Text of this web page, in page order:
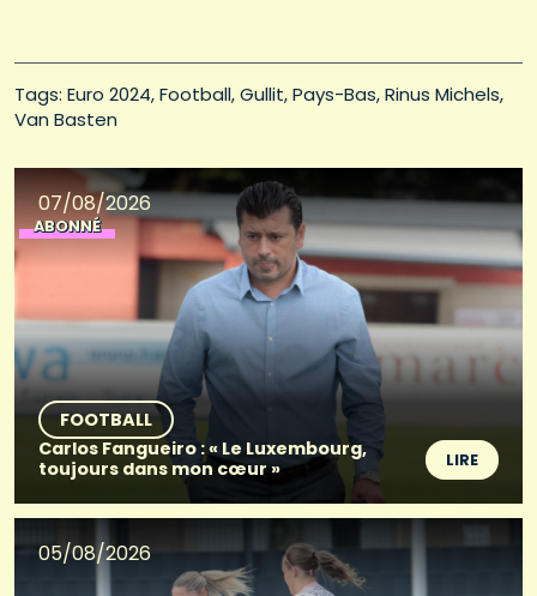
Tags: Euro 2024 Football Gullit Pays-Bas Rinus Michels
Van Basten
07/08/2026
ABONNÉ
FOOTBALL
Carlos Fangueiro : « Le Luxembourg,
toujours dans mon cœur »
LIRE
05/08/2026